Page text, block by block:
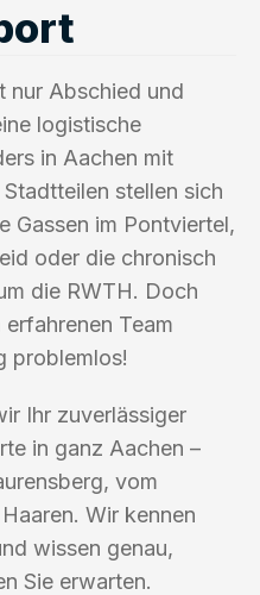
nur Abschied und
logistische
in Aachen mit
stellen sich
Gassen im Pontviertel,
oder die chronisch
die RWTH. Doch
Team
problemlos!
Ihr zuverlässiger
in ganz Aachen –
vom
Wir kennen
wissen genau,
Sie erwarten.